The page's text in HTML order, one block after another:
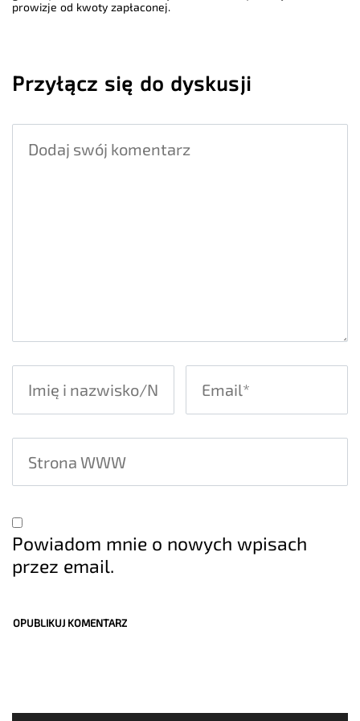
prowizje od kwoty zapłaconej.
Przyłącz się do dyskusji
Powiadom mnie o nowych wpisach
przez email.